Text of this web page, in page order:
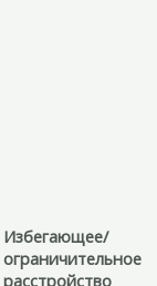
Избегающее/
ограничительное
расстройство